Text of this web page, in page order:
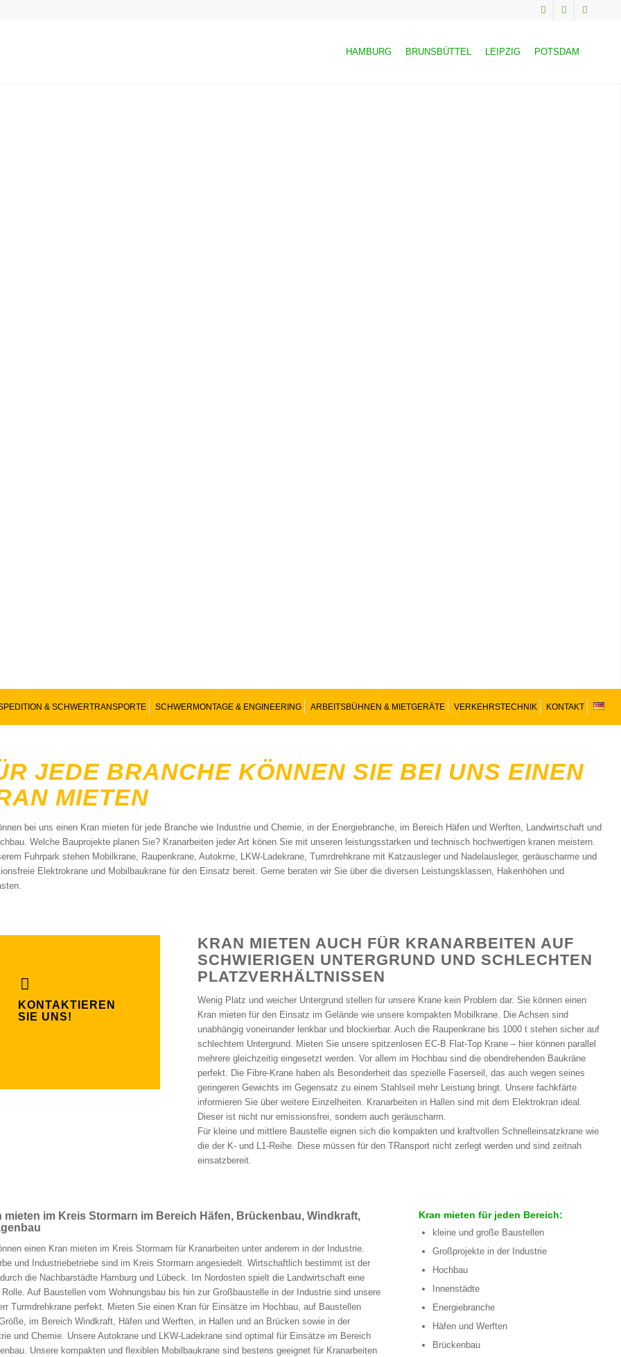
HAMBURG BRUNSBÜTTEL LEIPZIG POTSDAM
& SCHWERTRANSPORTE SCHWERMONTAGE & ENGINEERING ARBEITSBÜHNEN & MIETGERÄTE VERKEHRSTECHNIK KONTAKT
JEDE BRANCHE KÖNNEN SIE BEI UNS EINEN
MIETEN
bei uns einen Kran mieten für jede Branche wie Industrie und Chemie, in der Energiebranche, im Bereich Häfen und Werften, Landwirtschaft und
Welche Bauprojekte planen Sie? Kranarbeiten jeder Art könen Sie mit unseren leistungsstarken und technisch hochwertigen kranen meistern.
Fuhrpark stehen Mobilkrane, Raupenkrane, Autokrne, LKW-Ladekrane, Tumrdrehkrane mit Katzausleger und Nadelausleger, geräuscharme und
Elektrokrane und Mobilbaukrane für den Einsatz bereit. Gerne beraten wir Sie über die diversen Leistungsklassen, Hakenhöhen und
KONTAKTIEREN
SIE UNS!
KRAN MIETEN AUCH FÜR KRANARBEITEN AUF
SCHWIERIGEN UNTERGRUND UND SCHLECHTEN
PLATZVERHÄLTNISSEN
Wenig Platz und weicher Untergrund stellen für unsere Krane kein Problem dar. Sie können einen
Kran mieten für den Einsatz im Gelände wie unsere kompakten Mobilkrane. Die Achsen sind
unabhängig voneinander lenkbar und blockierbar. Auch die Raupenkrane bis 1000 t stehen sicher auf
schlechtem Untergrund. Mieten Sie unsere spitzenlosen EC-B Flat-Top Krane – hier können parallel
mehrere gleichzeitig eingesetzt werden. Vor allem im Hochbau sind die obendrehenden Baukräne
perfekt. Die Fibre-Krane haben als Besonderheit das spezielle Faserseil, das auch wegen seines
geringeren Gewichts im Gegensatz zu einem Stahlseil mehr Leistung bringt. Unsere fachkfärte
informieren Sie über weitere Einzelheiten. Kranarbeiten in Hallen sind mit dem Elektrokran ideal.
Dieser ist nicht nur emissionsfrei, sondern auch geräuscharm.
Für kleine und mittlere Baustelle eignen sich die kompakten und kraftvollen Schnelleinsatzkrane wie
die der K- und L1-Reihe. Diese müssen für den TRansport nicht zerlegt werden und sind zeitnah
einsatzbereit.
mieten im Kreis Stormarn im Bereich Häfen, Brückenbau, Windkraft,
einen Kran mieten im Kreis Stormarn für Kranarbeiten unter anderem in der Industrie.
und Industriebetriebe sind im Kreis Stormarn angesiedelt. Wirtschaftlich bestimmt ist der
die Nachbarstädte Hamburg und Lübeck. Im Nordosten spielt die Landwirtschaft eine
Rolle. Auf Baustellen vom Wohnungsbau bis hin zur Großbaustelle in der Industrie sind unsere
Turmdrehkrane perfekt. Mieten Sie einen Kran für Einsätze im Hochbau, auf Baustellen
im Bereich Windkraft, Häfen und Werften, in Hallen und an Brücken sowie in der
und Chemie. Unsere Autokrane und LKW-Ladekrane sind optimal für Einsätze im Bereich
Unsere kompakten und flexiblen Mobilbaukrane sind bestens geeignet für Kranarbeiten
Kran mieten für jeden Bereich:
kleine und große Baustellen
Großprojekte in der Industrie
Hochbau
Innenstädte
Energiebranche
Häfen und Werften
Brückenbau